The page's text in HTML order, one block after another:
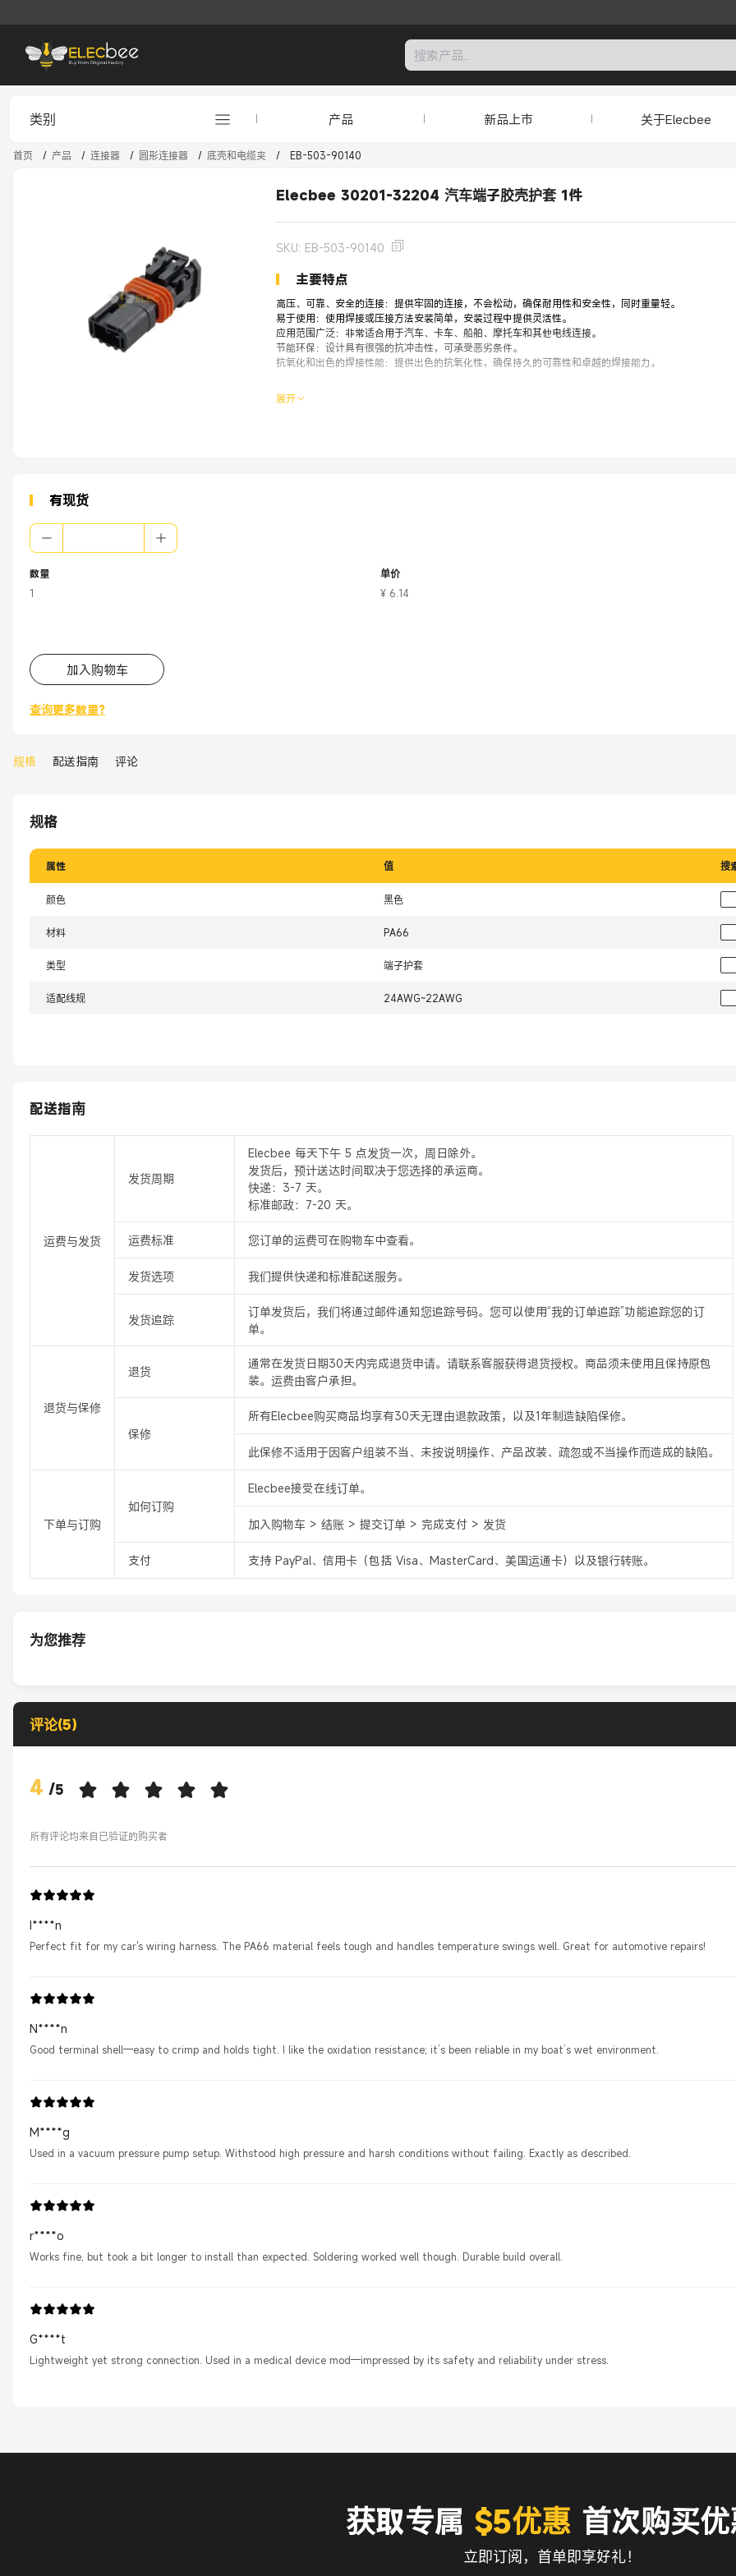
类别 产品 新品上市 关于Elecbee
首页 / 产品 / 连接器 / 圆形连接器 / 底壳和电缆夹 / EB-503-90140
Elecbee 30201-32204 汽车端子胶壳护套 1件
SKU: EB-503-90140
主要特点
高压、可靠、安全的连接：提供牢固的连接，不会松动，确保耐用性和安全性，同时重量轻。
易于使用：使用焊接或压接方法安装简单，安装过程中提供灵活性。
应用范围广泛：非常适合用于汽车、卡车、船舶、摩托车和其他电线连接。
节能环保：设计具有很强的抗冲击性，可承受恶劣条件。
抗氧化和出色的焊接性能：提供出色的抗氧化性，确保持久的可靠性和卓越的焊接能力。
展开
有现货
数量
1
单价
¥ 6.14
加入购物车
查询更多数量?
规格 配送指南 评论
规格
属性 值 搜
颜色 黑色
材料 PA66
类型 端子护套
适配线规 24AWG~22AWG
配送指南
运费与发货
发货周期
Elecbee 每天下午 5 点发货一次，周日除外。
发货后，预计送达时间取决于您选择的承运商。
快递：3-7 天。
标准邮政：7-20 天。
运费标准 您订单的运费可在购物车中查看。
发货选项 我们提供快递和标准配送服务。
发货追踪
订单发货后，我们将通过邮件通知您追踪号码。您可以使用“我的订单追踪”功能追踪您的订
单。
退货与保修
退货
通常在发货日期30天内完成退货申请。请联系客服获得退货授权。商品须未使用且保持原包
装。运费由客户承担。
保修
所有Elecbee购买商品均享有30天无理由退款政策，以及1年制造缺陷保修。
此保修不适用于因客户组装不当、未按说明操作、产品改装、疏忽或不当操作而造成的缺陷。
下单与订购
如何订购
Elecbee接受在线订单。
加入购物车 > 结账 > 提交订单 > 完成支付 > 发货
支付 支持 PayPal、信用卡（包括 Visa、MasterCard、美国运通卡）以及银行转账。
为您推荐
评论(5)
4 /5
所有评论均来自已验证的购买者
I****n
Perfect fit for my car's wiring harness. The PA66 material feels tough and handles temperature swings well. Great for automotive repairs!
N****n
Good terminal shell—easy to crimp and holds tight. I like the oxidation resistance; it’s been reliable in my boat’s wet environment.
M****g
Used in a vacuum pressure pump setup. Withstood high pressure and harsh conditions without failing. Exactly as described.
r****o
Works fine, but took a bit longer to install than expected. Soldering worked well though. Durable build overall.
G****t
Lightweight yet strong connection. Used in a medical device mod—impressed by its safety and reliability under stress.
获取专属 $5优惠首次购买优
立即订阅，首单即享好礼！